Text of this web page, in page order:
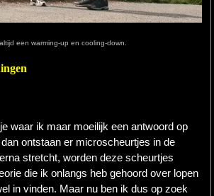
een warming-up en cooling-down.
waar ik maar moeilijk een antwoord op
ontstaan er microscheurtjes in de
stretcht, worden deze scheurtjes
die ik onlangs heb gehoord over lopen
in vinden. Maar nu ben ik dus op zoek